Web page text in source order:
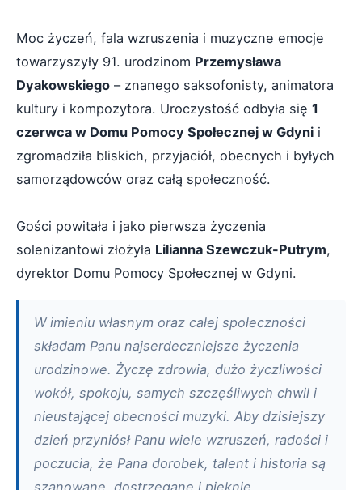
Moc życzeń, fala wzruszenia i muzyczne emocje
towarzyszyły 91. urodzinom Przemysława
Dyakowskiego – znanego saksofonisty, animatora
kultury i kompozytora. Uroczystość odbyła się 1
czerwca w Domu Pomocy Społecznej w Gdyni i
zgromadziła bliskich, przyjaciół, obecnych i byłych
samorządowców oraz całą społeczność.
Gości powitała i jako pierwsza życzenia
solenizantowi złożyła Lilianna Szewczuk-Putrym,
dyrektor Domu Pomocy Społecznej w Gdyni.
W imieniu własnym oraz całej społeczności
składam Panu najserdeczniejsze życzenia
urodzinowe. Życzę zdrowia, dużo życzliwości
wokół, spokoju, samych szczęśliwych chwil i
nieustającej obecności muzyki. Aby dzisiejszy
dzień przyniósł Panu wiele wzruszeń, radości i
poczucia, że Pana dorobek, talent i historia są
szanowane, dostrzegane i pięknie